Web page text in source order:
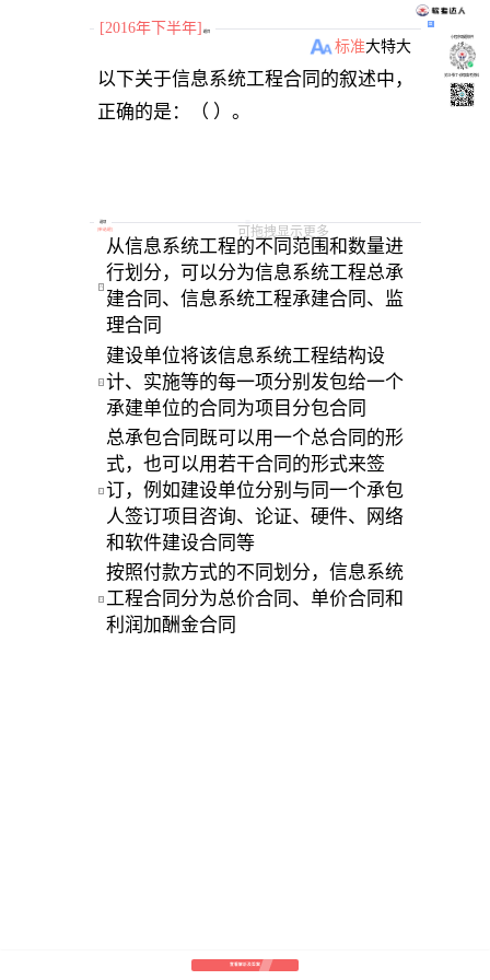
[2016年下半年] 题目
标准大特大
以下关于信息系统工程合同的叙述中，
可拖拽显示更多
选项
单选题
A
从信息系统工程的不同范围和数量进
行划分，可以分为信息系统工程总承
建合同、信息系统工程承建合同、监
理合同
B
建设单位将该信息系统工程结构设
计、实施等的每一项分别发包给一个
承建单位的合同为项目分包合同
C
总承包合同既可以用一个总合同的形
式，也可以用若干合同的形式来签
订，例如建设单位分别与同一个承包
人签订项目咨询、论证、硬件、网络
和软件建设合同等
D
按照付款方式的不同划分，信息系统
工程合同分为总价合同、单价合同和
利润加酬金合同
小程序刷题软件
关注“柴丁”获取备考资料
查看解析及答案